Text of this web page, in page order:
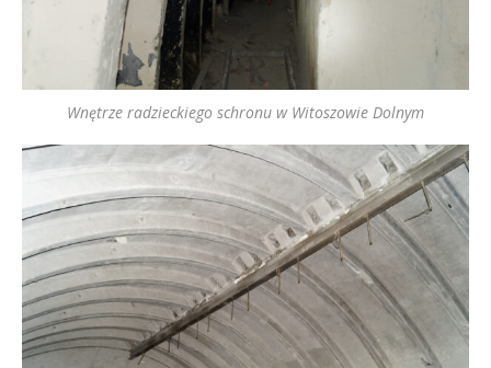
Wnętrze radzieckiego schronu w Witoszowie Dolnym